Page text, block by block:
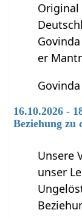
er
Govinda
16.10.2026 -
Beziehung zu
Unsere
unser